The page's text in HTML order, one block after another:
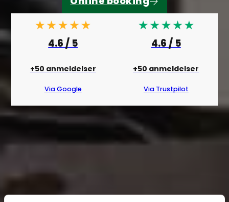
Book tid her
4.6 / 5
+50 anmeldelser
Via Google
4.6 / 5
+50 anmeldelser
Via Trustpilot